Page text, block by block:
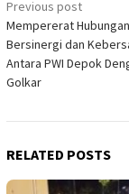
Post
navigation
Previous post
Mempererat
Bersinergi dan
Antara PWI Depok
Golkar
RELATED POSTS